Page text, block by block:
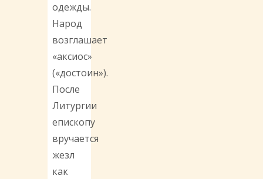
одежды.
Народ
возглашает
«аксиос»
(«достоин»).
После
Литургии
епископу
вручается
жезл
как